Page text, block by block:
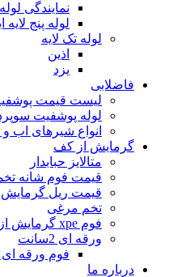
نمایندگی
لوله پنج لایه
لوله تک لایه
اذین
یزد
فاضلابی
لیست قیمت
لوله پوشفیت
انواع شیرهای اب
گرمایش از کف
متالایز حبابدار
قیمت فوم شانه
قیمت ریل
تخم مرغی
فوم xpe گرمایش از کف
ورقه ای 2سانت
فوم ورقه
درباره ما